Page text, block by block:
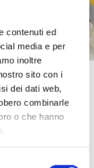
contenuti ed
media e per
inoltre
sito con i
dei dati web,
combinarle
o che hanno
cercando di